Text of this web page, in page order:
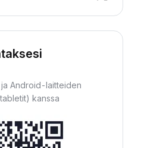
Android-laitteiden
kanssa